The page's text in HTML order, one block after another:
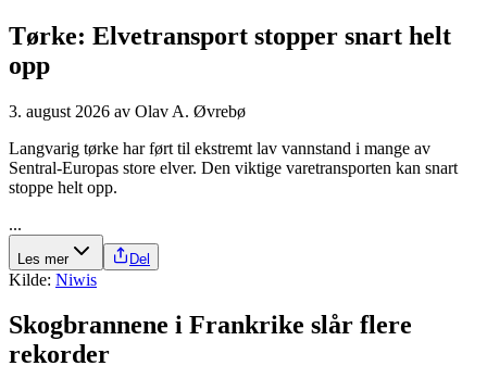
Tørke: Elve­transport stopper snart helt
opp
3. august 2026 av Olav A. Øvrebø
Langvarig tørke har ført til ekstremt lav vannstand i mange av
Sentral-Europas store elver. Den viktige varetransporten kan snart
stoppe helt opp.
...
Les mer Del
Kilde: Niwis
Skogbrannene i Frankrike slår flere
rekorder